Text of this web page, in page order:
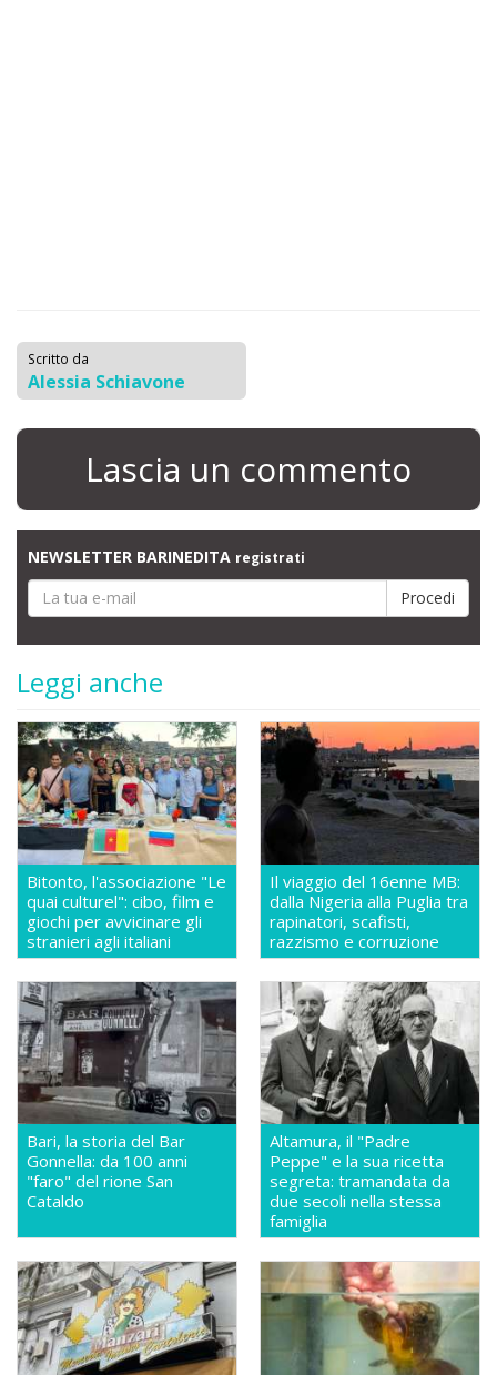
Scritto da
Alessia Schiavone
Lascia un commento
NEWSLETTER BARINEDITA registrati
Leggi anche
Bitonto, l'associazione "Le
quai culturel": cibo, film e
giochi per avvicinare gli
stranieri agli italiani
Il viaggio del 16enne MB:
dalla Nigeria alla Puglia tra
rapinatori, scafisti,
razzismo e corruzione
Bari, la storia del Bar
Gonnella: da 100 anni
"faro" del rione San
Cataldo
Altamura, il "Padre
Peppe" e la sua ricetta
segreta: tramandata da
due secoli nella stessa
famiglia